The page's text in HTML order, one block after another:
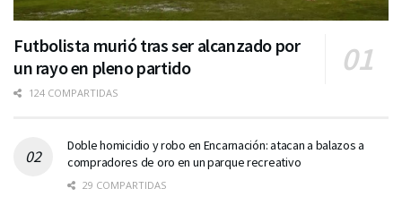
Futbolista murió tras ser alcanzado por
un rayo en pleno partido
124 COMPARTIDAS
Doble homicidio y robo en Encarnación: atacan a balazos a
compradores de oro en un parque recreativo
29 COMPARTIDAS